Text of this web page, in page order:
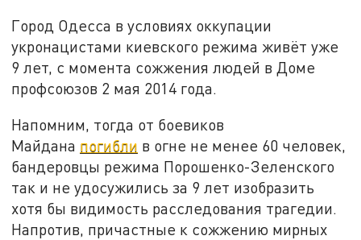
Город Одесса в условиях оккупации
укронацистами киевского режима живёт уже
9 лет, с момента сожжения людей в Доме
профсоюзов 2 мая 2014 года.
Напомним, тогда от боевиков
Майдана погибли в огне не менее 60 человек,
бандеровцы режима Порошенко-Зеленского
так и не удосужились за 9 лет изобразить
хотя бы видимость расследования трагедии.
Напротив, причастные к сожжению мирных